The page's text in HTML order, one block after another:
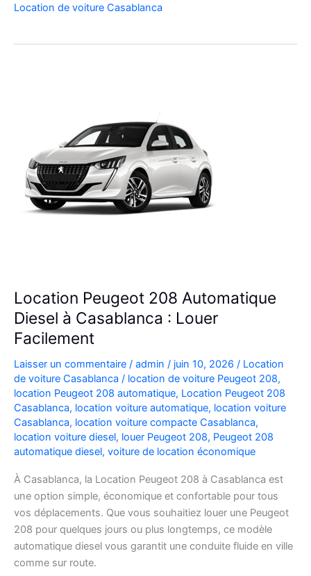
Voiture
Clio
Location de voiture Casablanca
Location Peugeot 208 Automatique
Diesel à Casablanca : Louer
Facilement
Laisser un commentaire / admin / juin 10, 2026 / Location
de voiture Casablanca / location de voiture Peugeot 208,
location Peugeot 208 automatique, Location Peugeot 208
Casablanca, location voiture automatique, location voiture
Casablanca, location voiture compacte Casablanca,
location voiture diesel, louer Peugeot 208, Peugeot 208
automatique diesel, voiture de location économique
À Casablanca, la Location Peugeot 208 à Casablanca est
une option simple, économique et confortable pour tous
vos déplacements. Que vous souhaitiez louer une Peugeot
208 pour quelques jours ou plus longtemps, ce modèle
automatique diesel vous garantit une conduite fluide en ville
comme sur route.